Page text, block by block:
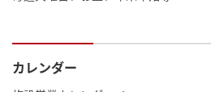
カレンダー